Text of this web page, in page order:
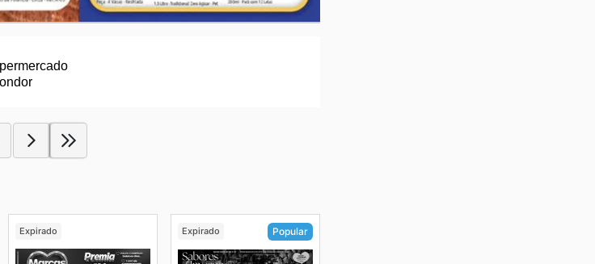
Expirado Expirado Popular